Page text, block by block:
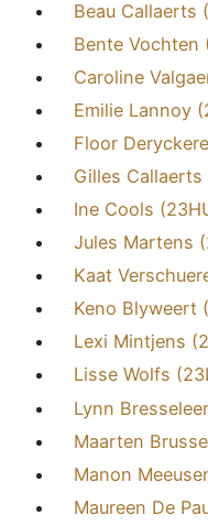
Beau Callaerts
Bente Vochten
Caroline
Emilie Lannoy
Floor
Gilles Callaerts
Ine Cools
Jules Martens
Kaat
Keno Blyweert
Lexi Mintjens
Lisse Wolfs
Lynn
Maarten
Manon
Maureen De